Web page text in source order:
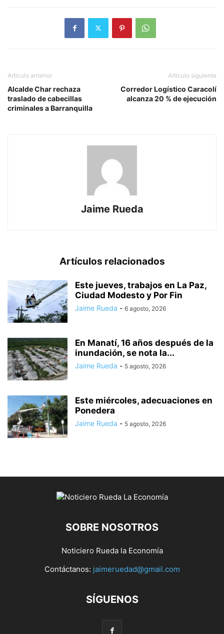
Artículo anterior
Alcalde Char rechaza
traslado de cabecillas
criminales a Barranquilla
Artículo siguiente
Corredor Logístico Caracolí
alcanza 20 % de ejecución
Jaime Rueda
Artículos relacionados
Este jueves, trabajos en La Paz,
Ciudad Modesto y Por Fin
Jaime Rueda - 6 agosto, 2026
En Manatí, 16 años después de la
inundación, se nota la...
Jaime Rueda - 5 agosto, 2026
Este miércoles, adecuaciones en
Ponedera
Jaime Rueda - 5 agosto, 2026
SOBRE NOSOTROS
Noticiero Rueda la Economía
Contáctanos: jaimeruedad@gmail.com
SÍGUENOS